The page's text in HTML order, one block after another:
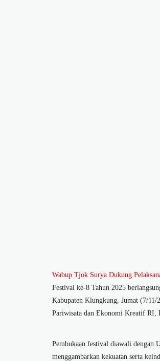
Wabup Tjok Surya Dukung
Festival ke-8 Tahun 2025
Kabupaten Klungkung, Jumat (7/
Pariwisata dan Ekonomi Kreatif RI,
Pembukaan festival diawali dengan
menggambarkan kekuatan serta